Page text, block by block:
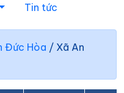
Tin tức
Đức Hòa / Xã An